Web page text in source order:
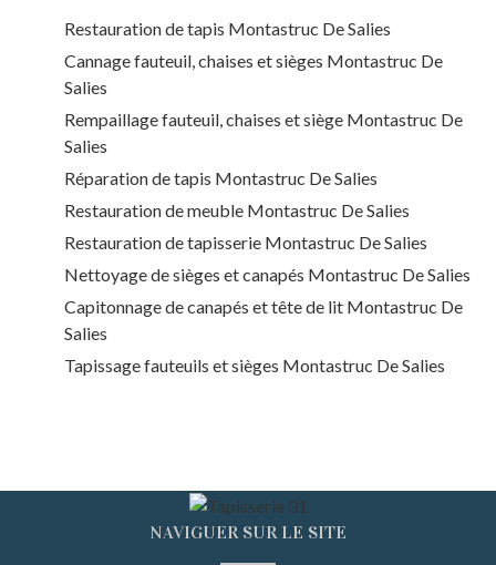
Restauration de tapis Montastruc De Salies
Cannage fauteuil, chaises et sièges Montastruc De
Salies
Rempaillage fauteuil, chaises et siège Montastruc De
Salies
Réparation de tapis Montastruc De Salies
Restauration de meuble Montastruc De Salies
Restauration de tapisserie Montastruc De Salies
Nettoyage de sièges et canapés Montastruc De Salies
Capitonnage de canapés et tête de lit Montastruc De
Salies
Tapissage fauteuils et sièges Montastruc De Salies
NAVIGUER SUR LE SITE